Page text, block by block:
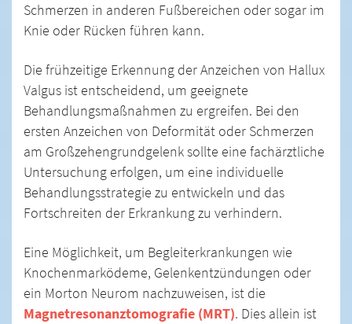
Schmerzen in anderen Fußbereichen oder sogar im
Knie oder Rücken führen kann.
Die frühzeitige Erkennung der Anzeichen von Hallux
Valgus ist entscheidend, um geeignete
Behandlungsmaßnahmen zu ergreifen. Bei den
ersten Anzeichen von Deformität oder Schmerzen
am Großzehengrundgelenk sollte eine fachärztliche
Untersuchung erfolgen, um eine individuelle
Behandlungsstrategie zu entwickeln und das
Fortschreiten der Erkrankung zu verhindern.
Eine Möglichkeit, um Begleiterkrankungen wie
Knochenmarködeme, Gelenkentzündungen oder
ein Morton Neurom nachzuweisen, ist die
Magnetresonanztomografie (MRT). Dies allein ist